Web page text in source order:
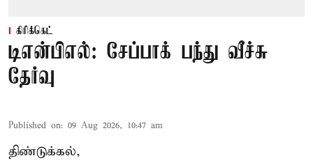
கிரிக்கெட்
டிஎன்பிஎல்: சேப்பாக் பந்து வீச்சு
தேர்வு
Published on: 09 Aug 2026, 10:47 am
திண்டுக்கல்,